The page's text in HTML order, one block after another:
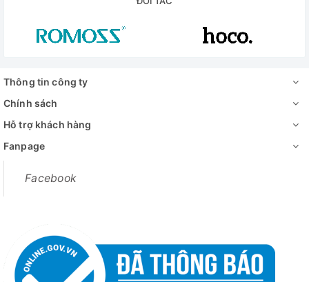
Thông tin công ty
Chính sách
Hỗ trợ khách hàng
Fanpage
Facebook